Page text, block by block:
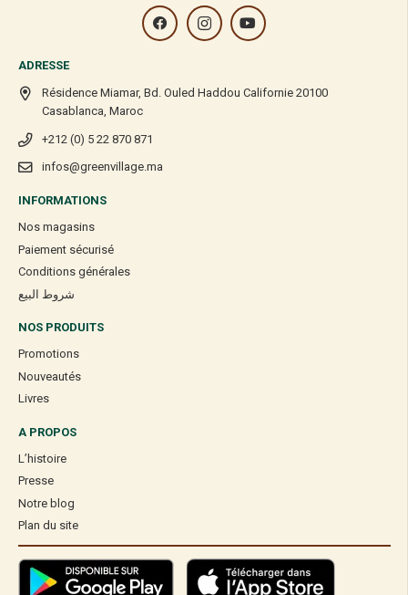
ADRESSE
Résidence Miamar, Bd. Ouled Haddou Californie 20100
Casablanca, Maroc
+212 (0) 5 22 870 871
infos@greenvillage.ma
INFORMATIONS
Nos magasins
Paiement sécurisé
Conditions générales
شروط البيع
NOS PRODUITS
Promotions
Nouveautés
Livres
A PROPOS
L’histoire
Presse
Notre blog
Plan du site